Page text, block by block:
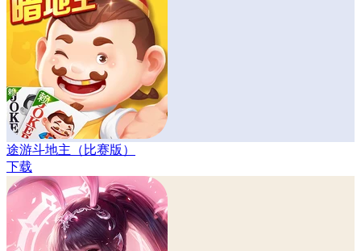
途游斗地主（比赛版）
下载